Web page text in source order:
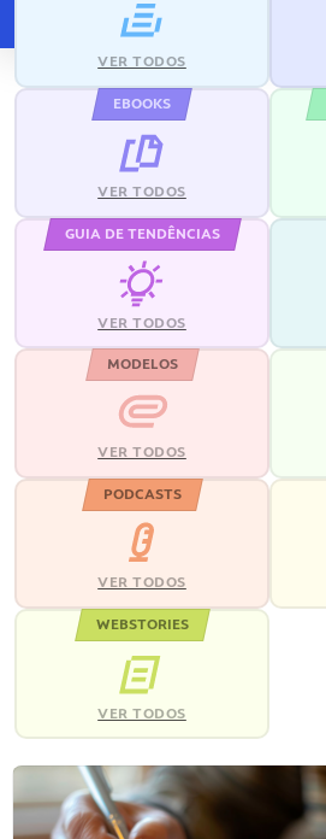
VER TODOS
EBOOKS
VER TODOS
GUIA DE TENDÊNCIAS
VER TODOS
MODELOS
VER TODOS
PODCASTS
VER TODOS
WEBSTORIES
VER TODOS